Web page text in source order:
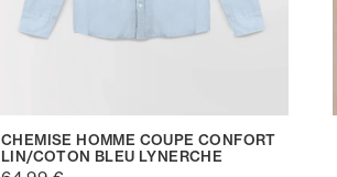
CHEMISE HOMME COUPE CONFORT
LIN/COTON BLEU LYNERCHE